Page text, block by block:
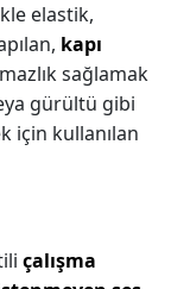
elastik,
kapı
sağlamak
gürültü gibi
için kullanılan
çalışma